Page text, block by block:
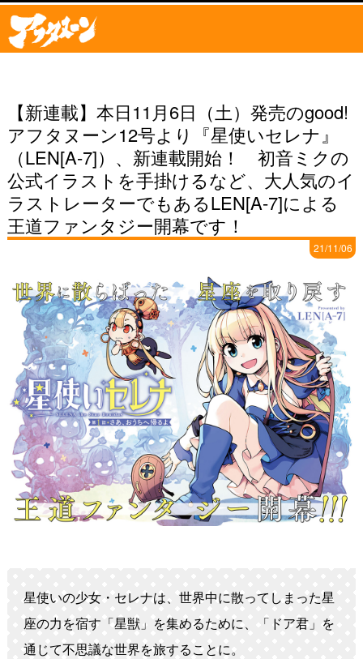
【新連載】本日11月6日（土）発売のgood!
アフタヌーン12号より『星使いセレナ』
（LEN[A-7]）、新連載開始！ 初音ミクの
公式イラストを手掛けるなど、大人気のイ
ラストレーターでもあるLEN[A-7]による
王道ファンタジー開幕です！
21/11/06
星使いの少女・セレナは、世界中に散ってしまった星
座の力を宿す「星獣」を集めるために、「ドア君」を
通じて不思議な世界を旅することに。